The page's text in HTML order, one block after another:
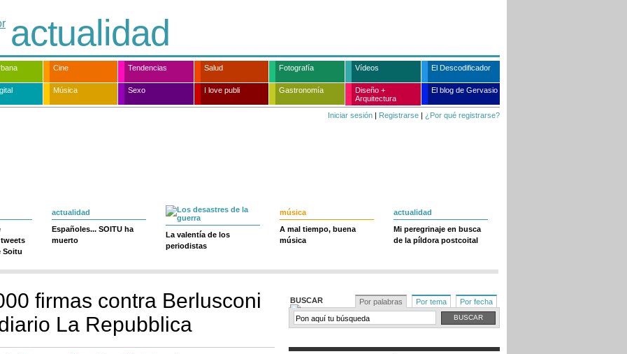
actualidad
Cine Tendencias Salud Fotografía Vídeos El Descodificador
Música Sexo I love publi Gastronomía
Diseño +
Arquitectura
El blog de Gervasio
Iniciar sesión | Registrarse | ¿Por qué registrarse?
Soitu
actualidad
Españoles... SOITU ha
muerto
La valentía de los
periodistas
música
A mal tiempo, buena
música
actualidad
Mi peregrinaje en busca
de la píldora postcoital
firmas contra Berlusconi
La Repubblica
BUSCAR Por palabras Por tema Por fecha